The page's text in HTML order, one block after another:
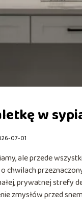
w
07-01
ale przede
chwilach
prywatnej strefy
zmysłów przed